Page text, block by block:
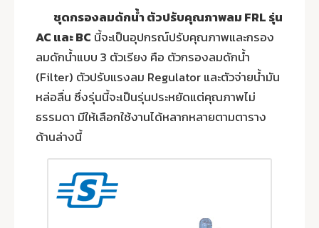
ชุดกรองลมดักน้ำ ตัวปรับคุณภาพลม FRL รุ่น
AC และ BC นี้จะเป็นอุปกรณ์ปรับคุณภาพและกรอง
ลมดักน้ำแบบ 3 ตัวเรียง คือ ตัวกรองลมดักน้ำ
(Filter) ตัวปรับแรงลม Regulator และตัวจ่ายน้ำมัน
หล่อลื่น ซึ่งรุ่นนี้จะเป็นรุ่นประหยัดแต่คุณภาพไม่
ธรรมดา มีให้เลือกใช้งานได้หลากหลายตามตาราง
ด้านล่างนี้